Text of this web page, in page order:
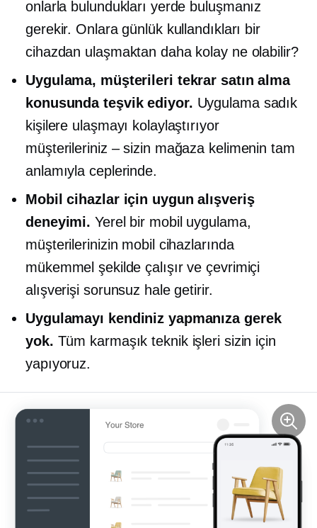
onlarla bulundukları yerde buluşmanız
gerekir. Onlara günlük kullandıkları bir
cihazdan ulaşmaktan daha kolay ne olabilir?
Uygulama, müşterileri tekrar satın alma
konusunda teşvik ediyor. Uygulama sadık
kişilere ulaşmayı kolaylaştırıyor
müşterileriniz – sizin mağaza kelimenin tam
anlamıyla ceplerinde.
Mobil cihazlar için uygun alışveriş
deneyimi. Yerel bir mobil uygulama,
müşterilerinizin mobil cihazlarında
mükemmel şekilde çalışır ve çevrimiçi
alışverişi sorunsuz hale getirir.
Uygulamayı kendiniz yapmanıza gerek
yok. Tüm karmaşık teknik işleri sizin için
yapıyoruz.